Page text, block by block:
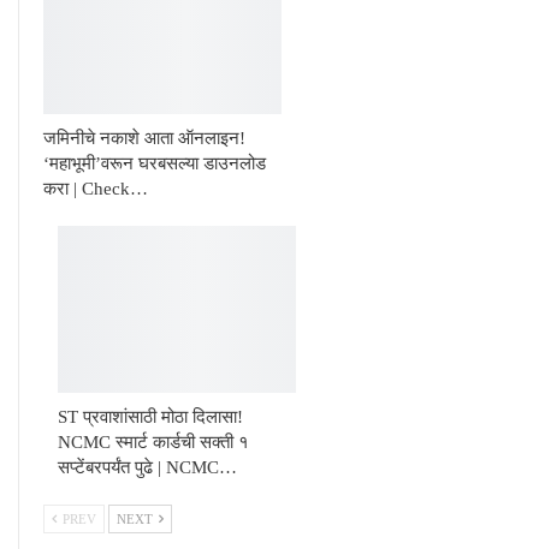
जमिनीचे नकाशे आता ऑनलाइन!
‘महाभूमी’वरून घरबसल्या डाउनलोड
करा | Check…
ST प्रवाशांसाठी मोठा दिलासा!
NCMC स्मार्ट कार्डची सक्ती १
सप्टेंबरपर्यंत पुढे | NCMC…
PREV NEXT